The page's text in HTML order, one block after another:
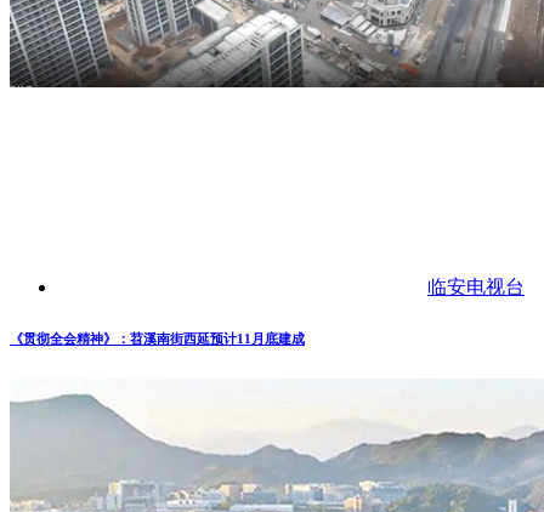
临安电视台
《贯彻全会精神》：苕溪南街西延预计11月底建成